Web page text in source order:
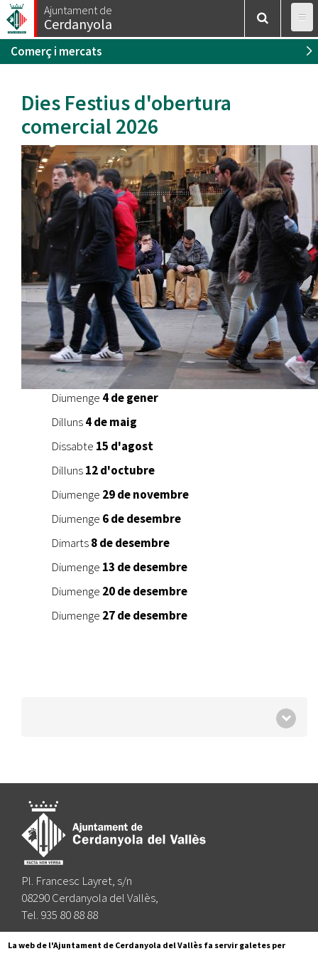
Vés
al
contingut
Ajuntament de
Cerdanyola
Esteu
aquí
Inici Comerç i Mercats
Comerç i mercats
Dies Festius d'obertura
comercial 2026
Diumenge 4 de gener
Dilluns4 de maig
Dissabte 15 d'agost
Dilluns12 d'octubre
Diumenge 29 de novembre
Diumenge 6 de desembre
Dimarts8 de desembre
Diumenge 13 de desembre
Diumenge 20 de desembre
Diumenge 27 de desembre
Pl. Francesc Layret, s/n
08290 Cerdanyola del Vallès,
Tel. 935 80 88 88
Segueix-nos a:
La web de l'Ajuntament de Cerdanyola del Vallès fa servir galetes per